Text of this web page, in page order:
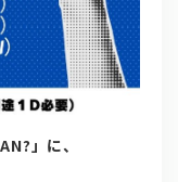
」に、
web shop